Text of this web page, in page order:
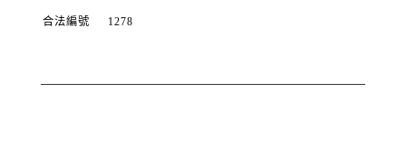
合法編號 1278